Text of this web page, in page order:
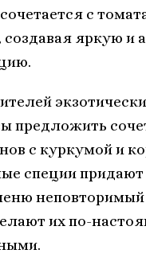
с
создавая яркую и
предложить
с куркумой и
специи
их по-